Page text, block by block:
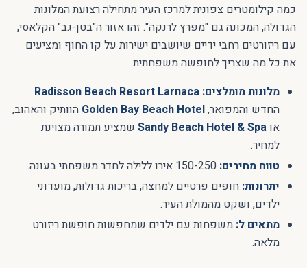
כמה קילומטרים צפונית למרכז העיר מתחילה רצועת המלונות
הגדולה, המכונה גם "מפרץ לרנקה". זהו אזור ה"בטן-גב" הקלאסי,
עם ריזורטים רחבי ידיים שיושבים ישירות על קו החוף ומציעים
את כל מה שצריך לחופשה משפחתית.
מלונות מומלצים: Radisson Beach Resort Larnaca
החדש והמפואר,Golden Bay Beach Hotel הוותיק והאהוב,
אוSandy Beach Hotel & Spa שמציע תמורה מצוינת
למחיר.
טווח מחירים:
יתרונות: חופים פרטיים למחצה, בריכות גדולות, מועדוני
ילדים, ושקט מהמולת העיר.
מתאים ל: משפחות עם ילדים שמחפשות חופשת ריזורט
מלאה.